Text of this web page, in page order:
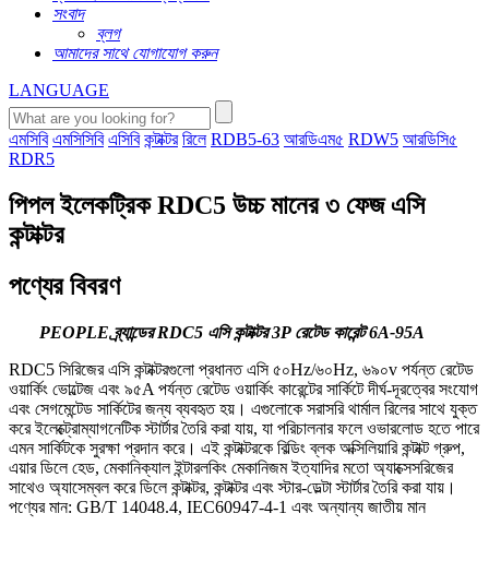
সংবাদ
ব্লগ
আমাদের সাথে যোগাযোগ করুন
LANGUAGE
এমসিবি এমসিসিবি এসিবি কন্টাক্টর রিলে RDB5-63 আরডিএম৫ RDW5 আরডিসি৫
RDR5
পিপল ইলেকট্রিক RDC5 উচ্চ মানের ৩ ফেজ এসি
কন্টাক্টর
পণ্যের বিবরণ
PEOPLE ব্র্যান্ডের RDC5 এসি কন্টাক্টর 3P রেটেড কারেন্ট 6A-95A
RDC5 সিরিজের এসি কন্টাক্টরগুলো প্রধানত এসি ৫০Hz/৬০Hz, ৬৯০v পর্যন্ত রেটেড
ওয়ার্কিং ভোল্টেজ এবং ৯৫A পর্যন্ত রেটেড ওয়ার্কিং কারেন্টের সার্কিটে দীর্ঘ-দূরত্বের সংযোগ
এবং সেগমেন্টেড সার্কিটের জন্য ব্যবহৃত হয়। এগুলোকে সরাসরি থার্মাল রিলের সাথে যুক্ত
করে ইলেক্ট্রোম্যাগনেটিক স্টার্টার তৈরি করা যায়, যা পরিচালনার ফলে ওভারলোড হতে পারে
এমন সার্কিটকে সুরক্ষা প্রদান করে। এই কন্টাক্টরকে বিল্ডিং ব্লক অক্সিলিয়ারি কন্টাক্ট গ্রুপ,
এয়ার ডিলে হেড, মেকানিক্যাল ইন্টারলকিং মেকানিজম ইত্যাদির মতো অ্যাক্সেসরিজের
সাথেও অ্যাসেম্বল করে ডিলে কন্টাক্টর, কন্টাক্টর এবং স্টার-ডেল্টা স্টার্টার তৈরি করা যায়।
পণ্যের মান: GB/T 14048.4, IEC60947-4-1 এবং অন্যান্য জাতীয় মান